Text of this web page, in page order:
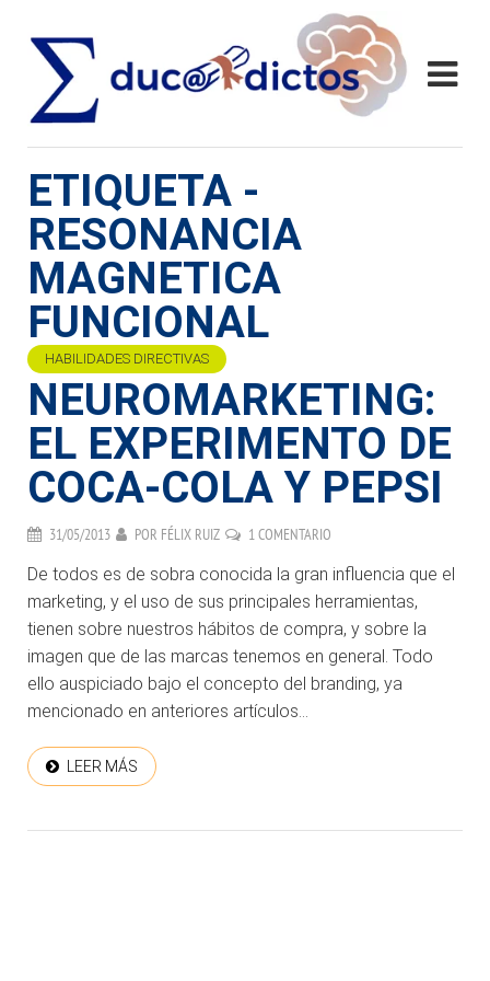
ETIQUETA -
RESONANCIA
MAGNETICA
FUNCIONAL
HABILIDADES DIRECTIVAS
NEUROMARKETING:
EL EXPERIMENTO DE
COCA-COLA Y PEPSI
31/05/2013 POR FÉLIX RUIZ 1 COMENTARIO
De todos es de sobra conocida la gran influencia que el
marketing, y el uso de sus principales herramientas,
tienen sobre nuestros hábitos de compra, y sobre la
imagen que de las marcas tenemos en general. Todo
ello auspiciado bajo el concepto del branding, ya
mencionado en anteriores artículos...
LEER MÁS